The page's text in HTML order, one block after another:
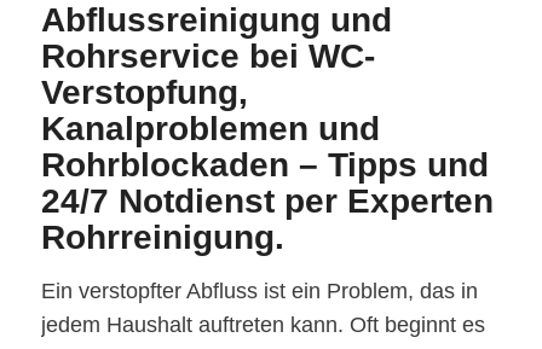
Abflussreinigung und
Rohrservice bei WC-
Verstopfung,
Kanalproblemen und
Rohrblockaden – Tipps und
24/7 Notdienst per Experten
Rohrreinigung.
Ein verstopfter Abfluss ist ein Problem, das in
jedem Haushalt auftreten kann. Oft beginnt es